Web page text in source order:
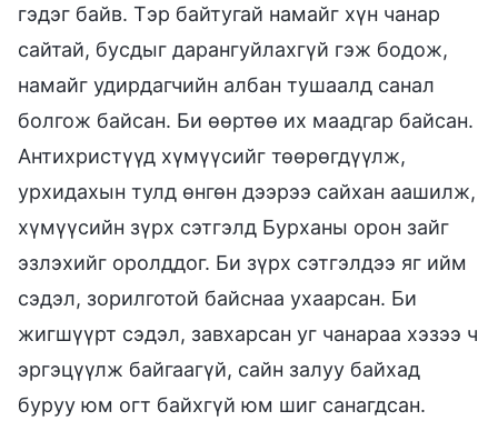
гэдэг байв. Тэр байтугай намайг хүн чанар
сайтай, бусдыг дарангуйлахгүй гэж бодож,
намайг удирдагчийн албан тушаалд санал
болгож байсан. Би өөртөө их маадгар байсан.
Антихристүүд хүмүүсийг төөрөгдүүлж,
урхидахын тулд өнгөн дээрээ сайхан аашилж,
хүмүүсийн зүрх сэтгэлд Бурханы орон зайг
эзлэхийг оролддог. Би зүрх сэтгэлдээ яг ийм
сэдэл, зорилготой байснаа ухаарсан. Би
жигшүүрт сэдэл, завхарсан уг чанараа хэзээ ч
эргэцүүлж байгаагүй, сайн залуу байхад
буруу юм огт байхгүй юм шиг санагдсан.